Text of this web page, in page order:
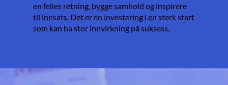
en felles retning, bygge samhold og inspirere
til innsats. Det er en investering i en sterk start
som kan ha stor innvirkning på suksess.